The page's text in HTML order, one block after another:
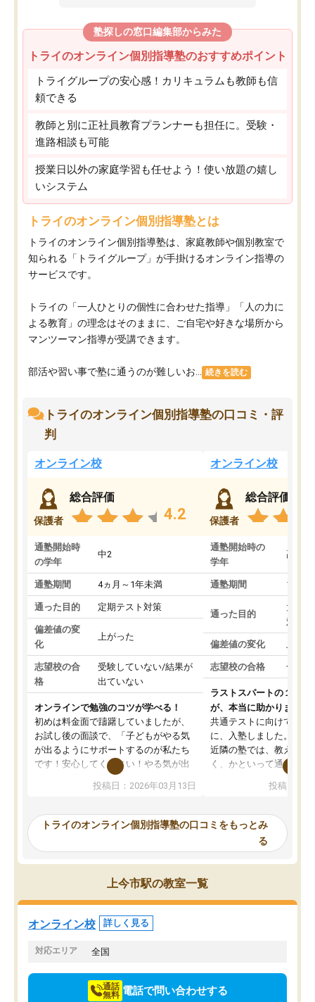
塾探しの窓口編集部からみた
トライのオンライン個別指導塾のおすすめポイント
トライグループの安心感！カリキュラムも教師も信
頼できる
教師と別に正社員教育プランナーも担任に。受験・
進路相談も可能
授業日以外の家庭学習も任せよう！使い放題の嬉し
いシステム
トライのオンライン個別指導塾とは
トライのオンライン個別指導塾は、家庭教師や個別教室で
知られる「トライグループ」が手掛けるオンライン指導の
サービスです。
トライの「一人ひとりの個性に合わせた指導」「人の力に
よる教育」の理念はそのままに、ご自宅や好きな場所から
マンツーマン指導が受講できます。
部活や習い事で塾に通うのが難しいお... 続きを読む
トライのオンライン個別指導塾の口コミ・評
判
オンライン校
保護者
総合評価
4.2
通塾開始時
の学年
中2
通塾期間 4ヵ月～1年未満
通った目的 定期テスト対策
偏差値の変
化
上がった
志望校の合
格
受験していない/結果が
出ていない
オンラインで勉強のコツが学べる！
初めは料金面で躊躇していましたが、
お試し後の面談で、「子どもがやる気
が出るようにサポートするのが私たち
です！安心してください！やる気が出
ないのは私たち講師の責任です」と言
ってくださり、確かに！と考えて、思
ったんですが、学生の先生から学ぶこ
み、徐々に成績が上がったらいいなと
思っていました。何が今足りないのか
を的確に指導いただき、子どももびっ
くりするほど楽しんでやる気を持って
塾を受けています。狙い通り、少しず
つ成績も上がり、苦手意識も無くなっ
てきたので、さらに苦手な数学も追加
でお願いしました。来年の高校受験に
投稿日：2026年03月13日
オンライン校
保護者
総合評価
通塾開始時の
学年
高3
通塾期間 1～3
通った目的
大学
対策
偏差値の変化 上が
志望校の合格 合格
ラストスパートの１か月
が、本当に助かりました
共通テストに向けての追
に、入塾しました。田舎
近隣の塾では、教えても
く、かといって通うには
可能なので本当に助か
らないところをピンポイ
頂いて、とてもわかり
していました。一生を
スト、多少お金がかかっ
投稿日：
トライのオンライン個別指導塾の口コミをもっとみ
る
上今市駅の教室一覧
オンライン校 詳しく見る
対応エリア 全国
通話
無料 電話で問い合わせする